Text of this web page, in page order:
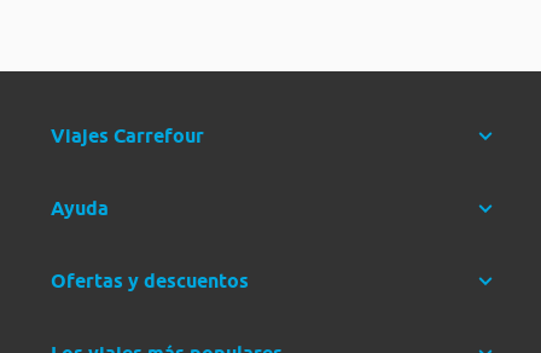
Viajes Carrefour
Ayuda
Ofertas y descuentos